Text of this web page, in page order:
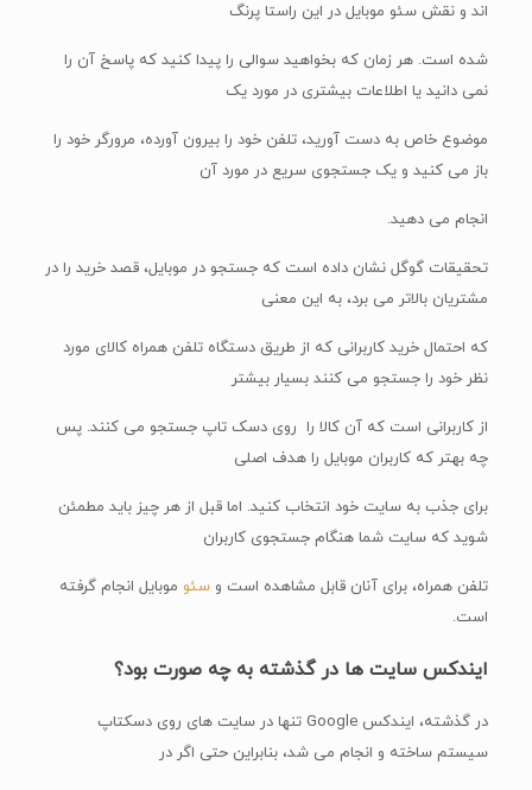
اند و نقش سئو موبایل در این راستا پرنگ
شده است. هر زمان که بخواهید سوالی را پیدا کنید که پاسخ آن را
نمی دانید یا اطلاعات بیشتری در مورد یک
موضوع خاص به دست آورید، تلفن خود را بیرون آورده، مرورگر خود را
باز می کنید و یک جستجوی سریع در مورد آن
انجام می دهید.
تحقیقات گوگل نشان داده است که جستجو در موبایل، قصد خرید را در
مشتریان بالاتر می برد، به این معنی
که احتمال خرید کاربرانی که از طریق دستگاه تلفن همراه کالای مورد
نظر خود را جستجو می کنند بسیار بیشتر
از کاربرانی است که آن کالا را روی دسک تاپ جستجو می کنند. پس
چه بهتر که کاربران موبایل را هدف اصلی
برای جذب به سایت خود انتخاب کنید. اما قبل از هر چیز باید مطمئن
شوید که سایت شما هنگام جستجوی کاربران
تلفن همراه، برای آنان قابل مشاهده است و سئو موبایل انجام گرفته
است.
ایندکس سایت ها در گذشته به چه صورت بود؟
در گذشته، ایندکس Google تنها در سایت های روی دسکتاپ
سیستم ساخته و انجام می شد، بنابراین حتی اگر در